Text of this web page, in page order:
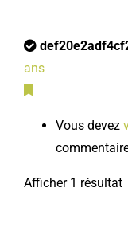
ans
Vous devez
Afficher 1 résultat